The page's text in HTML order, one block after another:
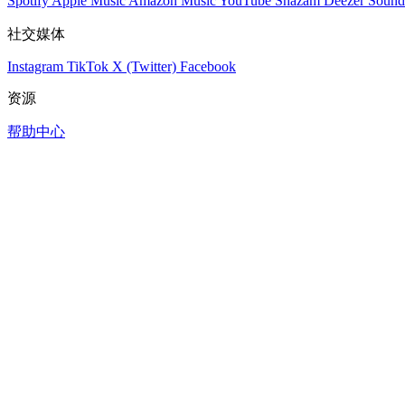
社交媒体
Instagram TikTok X (Twitter) Facebook
资源
帮助中心